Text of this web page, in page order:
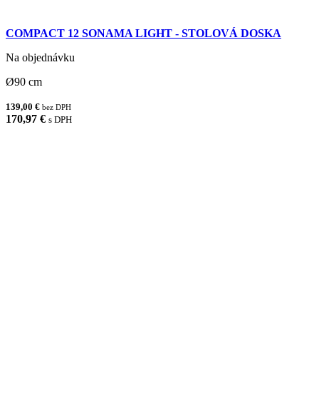
COMPACT 12 SONAMA LIGHT - STOLOVÁ DOSKA
Na objednávku
Ø90 cm
139,00 € bez DPH
170,97 € s DPH